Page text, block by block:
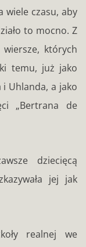
wiele czasu, aby
to mocno. Z
wiersze, których
temu, już jako
i Uhlanda, a jako
„Bertrana de
dziecięcą
jej jak
realnej we